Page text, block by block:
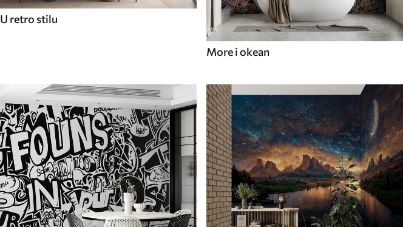
U retro stilu
More i okean